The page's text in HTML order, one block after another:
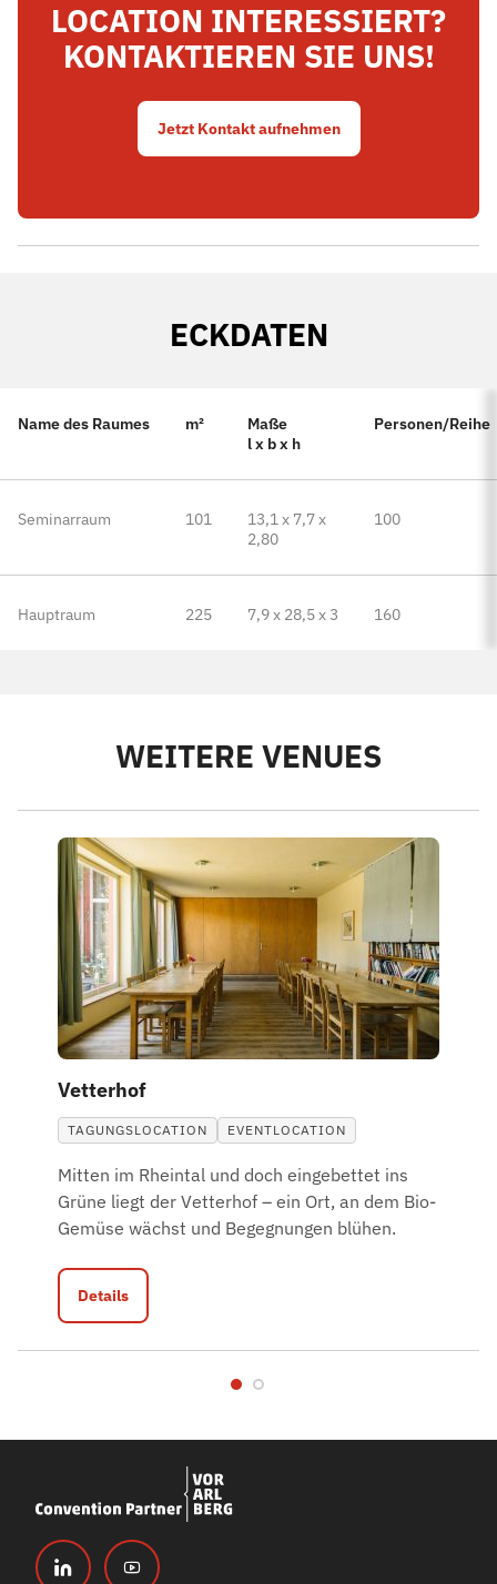
LOCATION INTERESSIERT?
KONTAKTIEREN SIE UNS!
Jetzt Kontakt aufnehmen
ECKDATEN
Name des Raumes m²
Maße
l x b x h
Personen/Reihe
Seminarraum 101
13,1 x 7,7 x
2,80
100
Hauptraum 225 7,9 x 28,5 x 3 160
WEITERE VENUES
Vetterhof
TAGUNGSLOCATION EVENTLOCATION
Mitten im Rheintal und doch eingebettet ins
Grüne liegt der Vetterhof – ein Ort, an dem Bio-
Gemüse wächst und Begegnungen blühen.
Details